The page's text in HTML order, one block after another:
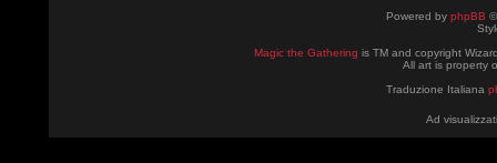
Powered by phpBB
Magic the Gathering is TM and copyright
All art is property
Traduzione Italiana
Ad